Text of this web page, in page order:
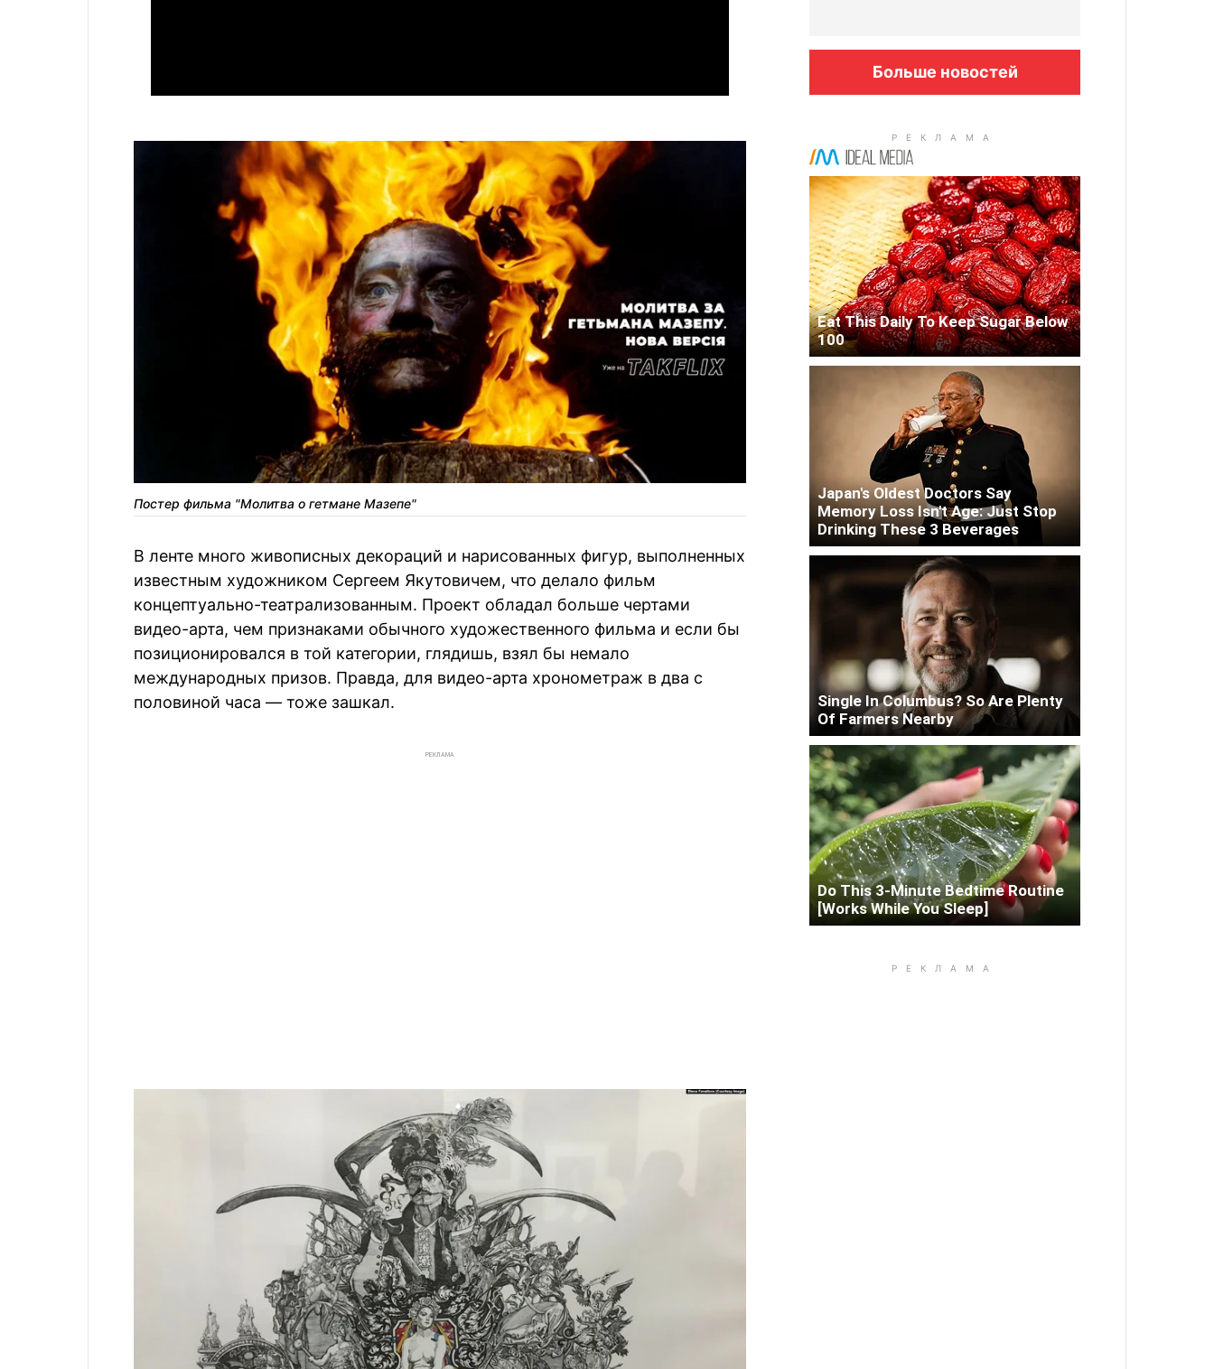
Постер фильма "Молитва о гетмане Мазепе"
В ленте много живописных декораций и нарисованных фигур, выполненных
известным художником Сергеем Якутовичем, что делало фильм
концептуально-театрализованным. Проект обладал больше чертами
видео-арта, чем признаками обычного художественного фильма и если бы
позиционировался в той категории, глядишь, взял бы немало
международных призов. Правда, для видео-арта хронометраж в два с
половиной часа — тоже зашкал.
РЕКЛАМА
РЕКЛАМА
Больше новостей